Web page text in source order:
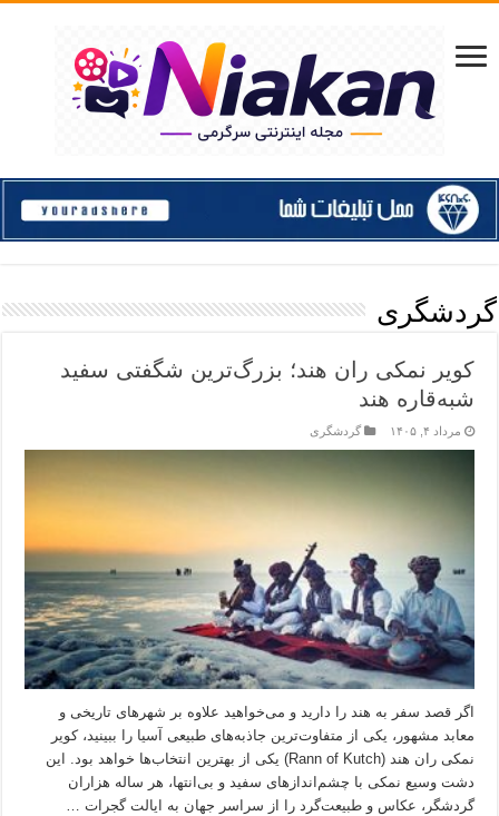
گردشگری
کویر نمکی ران هند؛ بزرگ‌ترین شگفتی سفید
شبه‌قاره هند
مرداد ۴, ۱۴۰۵ گردشگری
اگر قصد سفر به هند را دارید و می‌خواهید علاوه بر شهرهای تاریخی و
معابد مشهور، یکی از متفاوت‌ترین جاذبه‌های طبیعی آسیا را ببینید، کویر
نمکی ران هند (Rann of Kutch) یکی از بهترین انتخاب‌ها خواهد بود. این
دشت وسیع نمکی با چشم‌اندازهای سفید و بی‌انتها، هر ساله هزاران
گردشگر، عکاس و طبیعت‌گرد را از سراسر جهان به ایالت گجرات …